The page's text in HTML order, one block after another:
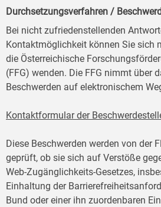
Durchsetzungsverfahren /
Bei nicht zufriedenstellenden
Kontaktmöglichkeit können Sie sich
die Österreichische
(FFG) wenden. Die FFG nimmt über
Beschwerden auf elektronischem
Kontaktformular der
Diese Beschwerden werden von der
geprüft, ob sie sich auf Verstöße
Web-Zugänglichkeits-Gesetzes,
Einhaltung der
Bund oder einer ihn zuordenbaren